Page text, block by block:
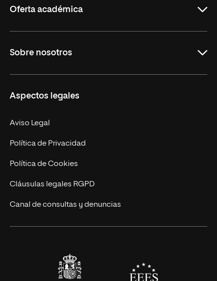
Oferta académica
Másteres Oficiales
Doctorados
Experto Universitario
Postgrados
Cursos Universitarios
Sobre nosotros
Facultades
Nuestro Equipo
Trabaja en UNIR
Actualidad
UNIR Revista
Eventos
Aspectos legales
Aviso Legal
Política de Privacidad
Política de Cookies
Cláusulas legales RGPD
Canal de consultas y denuncias